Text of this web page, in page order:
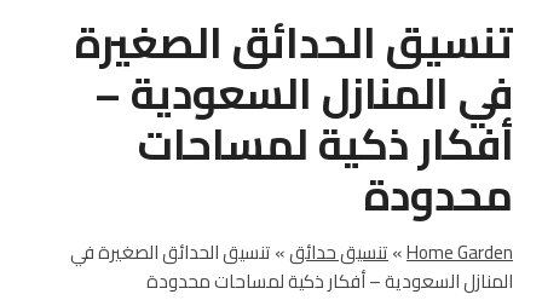
تنسيق الحدائق الصغيرة
في المنازل السعودية –
أفكار ذكية لمساحات
محدودة
Home Garden
»تنسيق حدائق»تنسيق الحدائق الصغيرة في
المنازل السعودية – أفكار ذكية لمساحات محدودة